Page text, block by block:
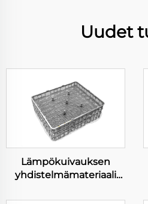
Uudet
Lämpökuivauksen
yhdistelmämateriaali